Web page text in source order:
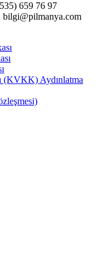
659 76 97
bilgi@pilmanya.com
(KVKK) Aydınlatma